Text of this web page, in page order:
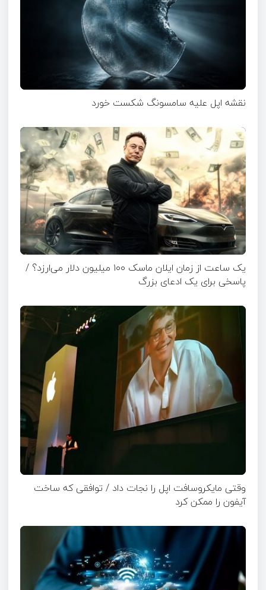
نقشه اپل علیه سامسونگ شکست خورد
یک ساعت از زمان ایلان ماسک ۱۰۰ میلیون دلار می‌ارزد؟ /
پاسخی برای یک ادعای بزرگ
وقتی مایکروسافت اپل را نجات داد / توافقی که ساخت
آیفون را ممکن کرد